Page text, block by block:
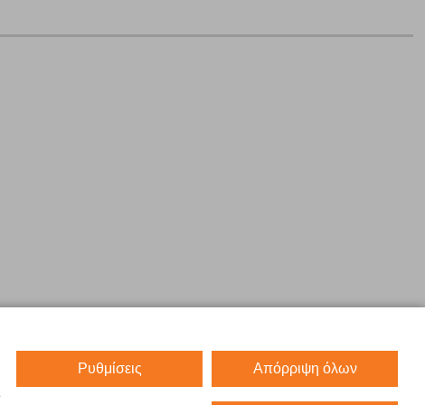
Ρυθμίσεις Απόρριψη όλων